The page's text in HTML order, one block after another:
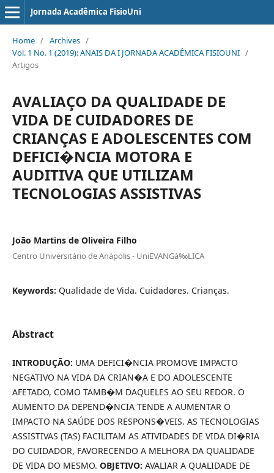
Jornada Acadêmica FisioUni
Home / Archives /
Vol. 1 No. 1 (2019): ANAIS DA I JORNADA ACADÊMICA FISIOUNI /
Artigos
AVALIAÇO DA QUALIDADE DE
VIDA DE CUIDADORES DE
CRIANÇAS E ADOLESCENTES COM
DEFICI�NCIA MOTORA E
AUDITIVA QUE UTILIZAM
TECNOLOGIAS ASSISTIVAS
João Martins de Oliveira Filho
Centro Universitário de Anápolis - UniEVANGà‰LICA
Keywords: Qualidade de Vida. Cuidadores. Crianças.
Abstract
INTRODUÇÃO: UMA DEFICI�NCIA PROMOVE IMPACTO
NEGATIVO NA VIDA DA CRIAN�A E DO ADOLESCENTE
AFETADO, COMO TAMB�M DAQUELES AO SEU REDOR. O
AUMENTO DA DEPEND�NCIA TENDE A AUMENTAR O
IMPACTO NA SAÚDE DOS RESPONS�VEIS. AS TECNOLOGIAS
ASSISTIVAS (TAS) FACILITAM AS ATIVIDADES DE VIDA DI�RIA
DO CUIDADOR, FAVORECENDO A MELHORA DA QUALIDADE
DE VIDA DO MESMO. OBJETIVO: AVALIAR A QUALIDADE DE